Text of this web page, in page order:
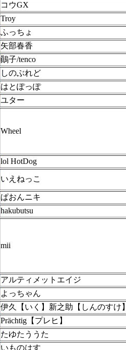
コウGX
Troy
ふっちょ
矢部春香
鷆子/tenco
しのぶれど
はとぽっぽ
ユター
Wheel
lol HotDog
いえねっこ
ぱおんニキ
hakubutsu
mii
アルティメットエイジ
よっちゃん
伊久【いく】新之助【しんのすけ】
Prächtig【プレヒ】
たゆたううた
いものはす